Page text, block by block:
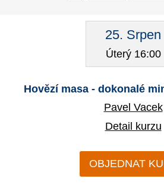
25. Srpen
Úterý 16:00
Hovězí masa - dokonalé
Pavel Vacek
Detail kurzu
OBJEDNAT